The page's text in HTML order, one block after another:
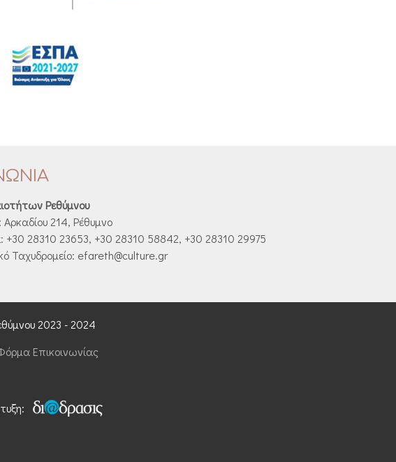
Ρεθύμνου
Αρκαδίου 214, Ρέθυμνο
28310 23653, +30 28310 58842, +30 28310 29975
Ταχυδρομείο: efareth@culture.gr
2023 - 2024
Επικοινωνίας